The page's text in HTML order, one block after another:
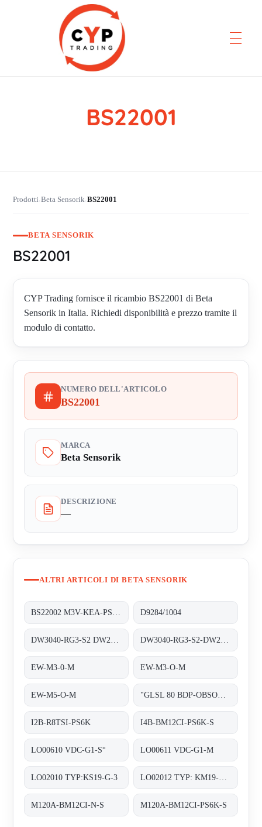
BS22001
Prodotti›Beta Sensorik›BS22001
BETA SENSORIK
BS22001
CYP Trading fornisce il ricambio BS22001 di Beta
Sensorik in Italia. Richiedi disponibilità e prezzo tramite il
modulo di contatto.
NUMERO DELL'ARTICOLO
BS22001
MARCA
Beta Sensorik
DESCRIZIONE
—
ALTRI ARTICOLI DI BETA SENSORIK
D9284/1004
EW-M3-0-M EW-M3-O-M
EW-M5-O-M
I2B-R8TSI-PS6K I4B-BM12CI-PS6K-S
LO00610 VDC-G1-S° LO00611 VDC-G1-M
LO02010 TYP:KS19-G-3
M120A-BM12CI-N-S M120A-BM12CI-PS6K-S